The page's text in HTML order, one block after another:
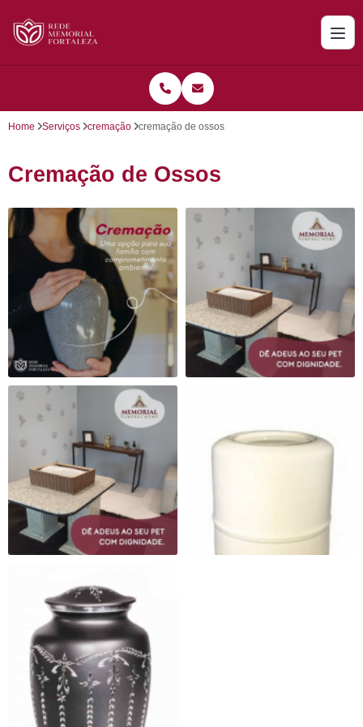
Home Serviços cremação cremação de ossos
Cremação de Ossos